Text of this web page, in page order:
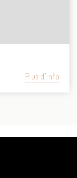
Plus d'info